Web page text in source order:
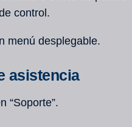
control.
menú desplegable.
asistencia
“Soporte”.